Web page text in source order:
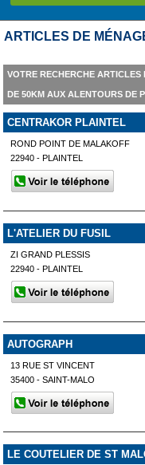
ARTICLES DE
VOTRE RECHERCHE ARTICLES
DE 50KM AUX ALENTOURS DE
CENTRAKOR PLAINTEL
ROND POINT DE MALAKOFF
22940 - PLAINTEL
L'ATELIER DU FUSIL
ZI GRAND PLESSIS
22940 - PLAINTEL
AUTOGRAPH
13 RUE ST VINCENT
35400 - SAINT-MALO
LE COUTELIER DE ST